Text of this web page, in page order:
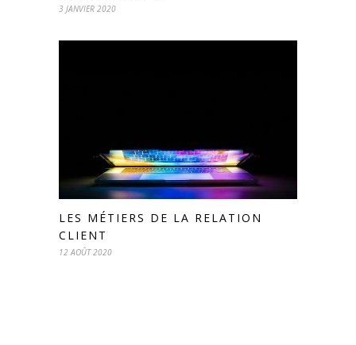
3 JANVIER 2020
LES MÉTIERS DE LA RELATION
CLIENT
12 AOÛT 2020